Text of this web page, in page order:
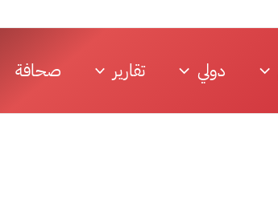
دولي تقارير صحافة